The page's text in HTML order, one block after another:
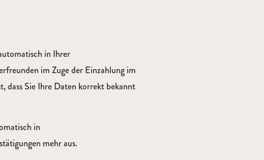
in Ihrer
im Zuge der Einzahlung im
dass Sie Ihre Daten korrekt bekannt
in
mehr aus.